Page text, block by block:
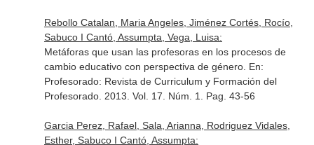
Rebollo Catalan, Maria Angeles, Jiménez Cortés, Rocío,
Sabuco I Cantó, Assumpta, Vega, Luisa:
Metáforas que usan las profesoras en los procesos de
cambio educativo con perspectiva de género. En:
Profesorado: Revista de Curriculum y Formación del
Profesorado. 2013. Vol. 17. Núm. 1. Pag. 43-56
Garcia Perez, Rafael, Sala, Arianna, Rodriguez Vidales,
Esther, Sabuco I Cantó, Assumpta: